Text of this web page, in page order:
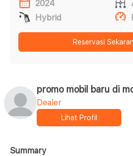
2024
Hybrid
Reservasi
promo mobil baru di
Dealer
Lihat Profil
Summary